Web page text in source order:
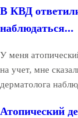
В КВД
наблюдаться...
У меня
на учет, мне
дерматолога
Атопический